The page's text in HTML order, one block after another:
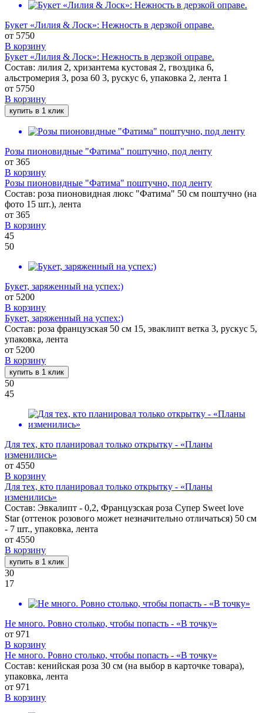
Букет «Лилия & Лоск»: Нежность в дерзкой оправе.
от 5750
В корзину
Букет «Лилия & Лоск»: Нежность в дерзкой оправе.
Состав: лилия 2, хризантема кустовая 2, гвоздика 6,
альстромерия 3, роза 60 3, рускус 6, упаковка 2, лента 1
от 5750
В корзину
купить в 1 клик
Розы пионовидные "Фатима" поштучно, под ленту
от 365
В корзину
Розы пионовидные "Фатима" поштучно, под ленту
Состав: роза пионовидная люкс "Фатима" 50 см поштучно (на
фото 15 шт.), лента
от 365
В корзину
45
50
Букет, заряженный на успех:)
от 5200
В корзину
Букет, заряженный на успех:)
Состав: роза французская 50 см 15, эваклипт ветка 3, рускус 5,
упаковка, лента
от 5200
В корзину
купить в 1 клик
50
45
Для тех, кто планировал только открытку - «Планы
изменились»
от 4550
В корзину
Для тех, кто планировал только открытку - «Планы
изменились»
Состав: Эвкалипт - 0,2, Французская роза Супер Sweet love
Star (оттенок розового может незначительно отличаться) 50 см
- 7 шт., упаковка, лента
от 4550
В корзину
купить в 1 клик
30
17
Не много. Ровно столько, чтобы попасть - «В точку»
от 971
В корзину
Не много. Ровно столько, чтобы попасть - «В точку»
Состав: кенийская роза 30 см (на выбор в карточке товара),
упаковка, лента
от 971
В корзину